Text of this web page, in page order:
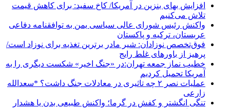
افزایش بهای بنزین در آمریکا/ کاخ سفید: برای کاهش قیمت
تلاش می‌کنیم
واکنش رئیس شورای عالی سیاسی یمن به توافقنامه دفاعی
عربستان، ترکیه و پاکستان
فوق‌تخصص نوزادان: شیر مادر برترین تغذیه برای نوزاد است/
پرهیز از باورهای غلط رایج
خطیب نماز جمعه تهران:در «جنگ اخیر» شکست دیگری را به
آمریکا تحمیل کردیم
عملیات نصر ۲ چه تاثیری در معادلات جنگ داشت؟ *سعدالله
زارعی
تنگی انگشتر و کفش در گرما؛ واکنش طبیعی بدن یا هشدار